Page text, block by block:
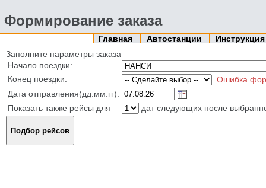
Формирование заказа
Главная Автостанции
Заполните параметры заказа
Начало поездки:
Конец поездки:
Ошибка
Дата отправления(дд.мм.гг):
Показать также рейсы для
дат следующих после